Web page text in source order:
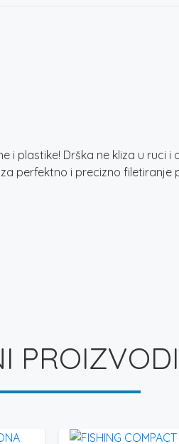
i plastike! Drška ne kliza u ruci i
perfektno i precizno filetiranje
PROIZVODI